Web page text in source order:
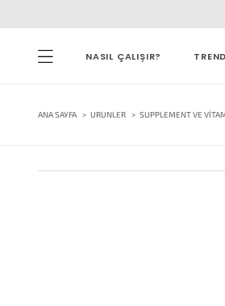
NASIL ÇALIŞIR?
ANA SAYFA URUNLER SUPPLEMENT VE